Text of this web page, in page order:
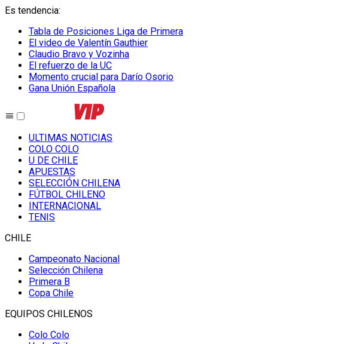
Es tendencia:
Tabla de Posiciones Liga de Primera
El video de Valentín Gauthier
Claudio Bravo y Vozinha
El refuerzo de la UC
Momento crucial para Darío Osorio
Gana Unión Española
ULTIMAS NOTICIAS
COLO COLO
U DE CHILE
APUESTAS
SELECCIÓN CHILENA
FÚTBOL CHILENO
INTERNACIONAL
TENIS
CHILE
Campeonato Nacional
Selección Chilena
Primera B
Copa Chile
EQUIPOS CHILENOS
Colo Colo